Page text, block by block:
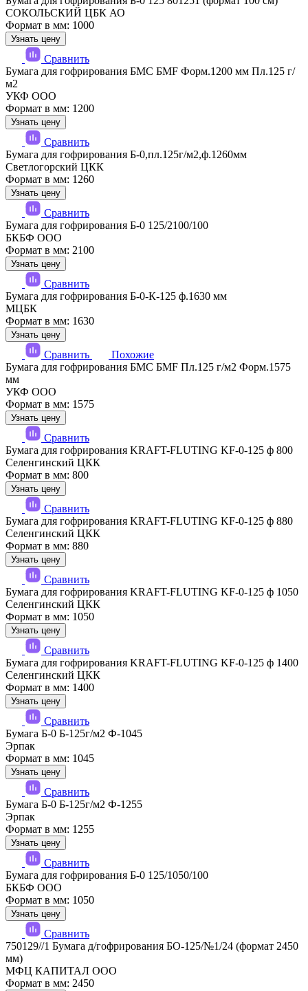
СОКОЛЬСКИЙ ЦБК АО
Формат в мм: 1000
Узнать цену
Сравнить
Бумага для гофрирования БМС БМF Форм.1200 мм Пл.125 г/
м2
УКФ ООО
Формат в мм: 1200
Узнать цену
Сравнить
Бумага для гофрирования Б-0,пл.125г/м2,ф.1260мм
Светлогорский ЦКК
Формат в мм: 1260
Узнать цену
Сравнить
Бумага для гофрирования Б-0 125/2100/100
БКБФ ООО
Формат в мм: 2100
Узнать цену
Сравнить
Бумага для гофрирования Б-0-К-125 ф.1630 мм
МЦБК
Формат в мм: 1630
Узнать цену
Сравнить
Похожие
Бумага для гофрирования БМС БМF Пл.125 г/м2 Форм.1575
мм
УКФ ООО
Формат в мм: 1575
Узнать цену
Сравнить
Бумага для гофрирования KRAFT-FLUTING KF-0-125 ф 800
Селенгинский ЦКК
Формат в мм: 800
Узнать цену
Сравнить
Бумага для гофрирования KRAFT-FLUTING KF-0-125 ф 880
Селенгинский ЦКК
Формат в мм: 880
Узнать цену
Сравнить
Бумага для гофрирования KRAFT-FLUTING KF-0-125 ф 1050
Селенгинский ЦКК
Формат в мм: 1050
Узнать цену
Сравнить
Бумага для гофрирования KRAFT-FLUTING KF-0-125 ф 1400
Селенгинский ЦКК
Формат в мм: 1400
Узнать цену
Сравнить
Бумага Б-0 Б-125г/м2 Ф-1045
Эрпак
Формат в мм: 1045
Узнать цену
Сравнить
Бумага Б-0 Б-125г/м2 Ф-1255
Эрпак
Формат в мм: 1255
Узнать цену
Сравнить
Бумага для гофрирования Б-0 125/1050/100
БКБФ ООО
Формат в мм: 1050
Узнать цену
Сравнить
750129//1 Бумага д/гофрирования БО-125/№1/24 (формат 2450
мм)
МФЦ КАПИТАЛ ООО
Формат в мм: 2450